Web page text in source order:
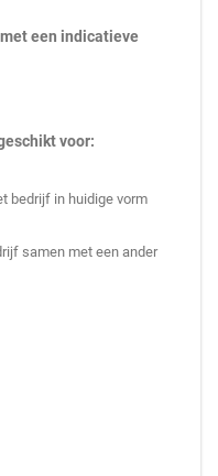
een indicatieve
voor:
bedrijf in huidige vorm
samen met een ander